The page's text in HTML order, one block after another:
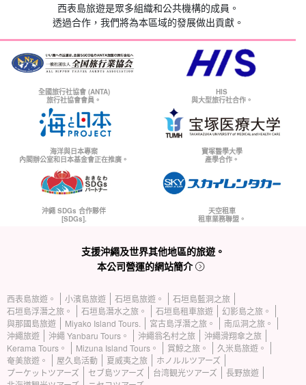
西表島旅遊是眾多組織和公共機構的成員。
透過合作，我們將為本區域的發展做出貢獻。
全國旅行社協會 (ANTA)
旅行社協會會員。
HIS
與大型旅行社合作。
海洋與日本專案
內閣辦公室和日本基金會正在推廣。
寶塚醫學大學
產學合作。
沖繩 SDGs 合作夥伴
[SDGs].
天空租車
租車業務聯盟。
支援沖繩及世界其他地區的旅遊。
本公司營運的網站簡介
西表島旅遊。 小濱島旅遊 石垣島旅遊。
石垣島藍洞之旅
石垣島浮潛之旅。
石垣島潛水之旅。 石垣島租車旅遊
幻影島之旅。
與那國島旅遊
Miyako Island Tours. 宮古島浮潛之旅。
南瓜洞之旅。
沖繩旅遊
沖繩 Yanbaru Tours。 沖繩翁名村之旅
沖繩滑翔傘之旅
Kerama Tours。
Mizuna Island Tours。 賞鯨之旅。
久米島旅遊。
奄美旅遊。
屋久島活動 夏威夷之旅
ホノルルツアーズ
プーケットツアーズ
セブ島ツアーズ 台湾観光ツアーズ
長野旅遊